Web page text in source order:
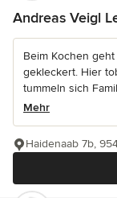
Andreas Veigl
Beim Kochen
gekleckert. Hier
tummeln sich
Mehr
Haidenaab 7b,